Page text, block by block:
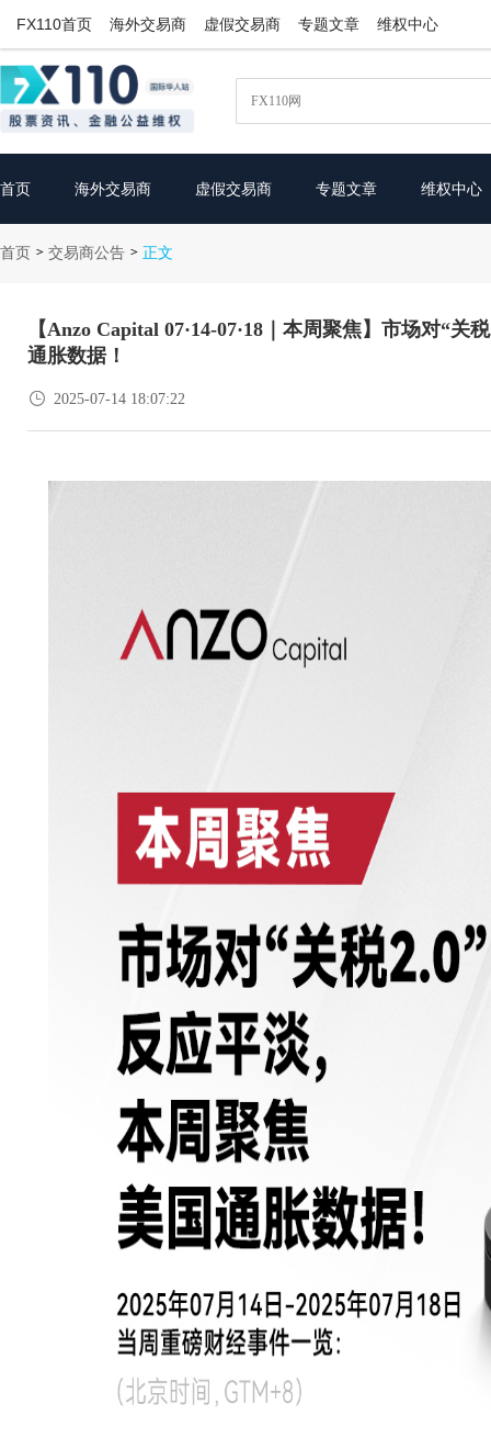
FX110首页 海外交易商 虚假交易商 专题文章 维权中心
首页 海外交易商 虚假交易商 专题文章 维权中心
首页 > 交易商公告 > 正文
【Anzo Capital 07·14-07·18｜本周聚焦】市场对“关
通胀数据！
 2025-07-14 18:07:22